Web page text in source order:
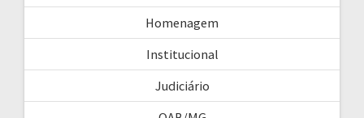
Homenagem
Institucional
Judiciário